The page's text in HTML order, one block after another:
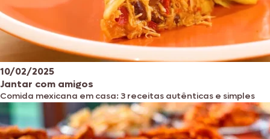
10/02/2025
Jantar com amigos
Comida mexicana em casa: 3 receitas autênticas e simples